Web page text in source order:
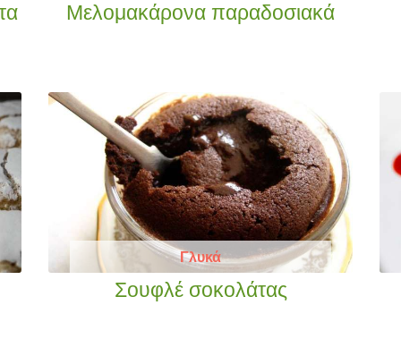
Μελομακάρονα παραδοσιακά
Γλυκά
Σουφλέ σοκολάτας